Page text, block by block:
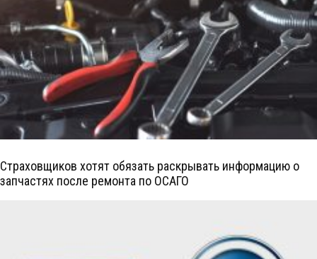
Страховщиков хотят обязать раскрывать информацию о
запчастях после ремонта по ОСАГО